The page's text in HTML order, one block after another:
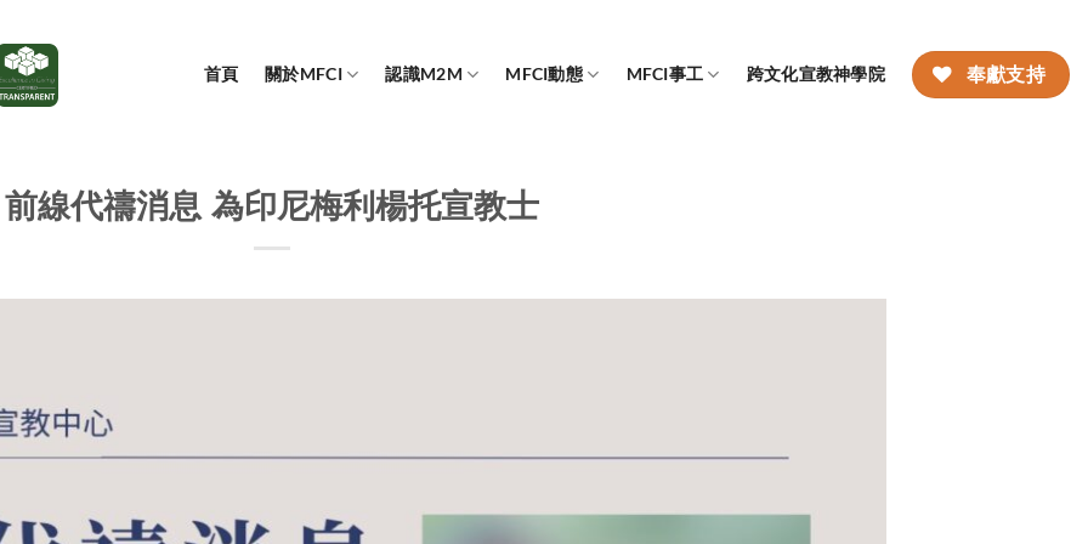
首頁 關於MFCI 認識M2M MFCI動態 MFCI事工 跨文化宣教神學院 奉獻支持
前線代禱消息 為印尼梅利楊托宣教士